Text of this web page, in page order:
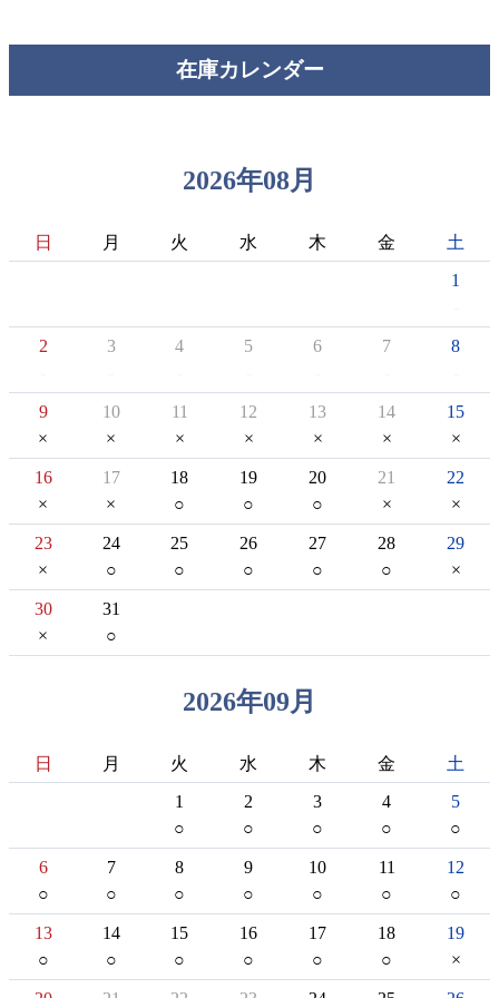
在庫カレンダー
2026年08月
日 月 火 水 木 金
土
1
2 3 4 5 6 7 8
9 10 11 12 13 14 15
16 17 18 19 20 21 22
23 24 25 26 27 28 29
30 31
2026年09月
日 月 火 水 木 金
土
1
2 3 4 5
6 7 8 9 10 11 12
13 14 15 16 17 18 19